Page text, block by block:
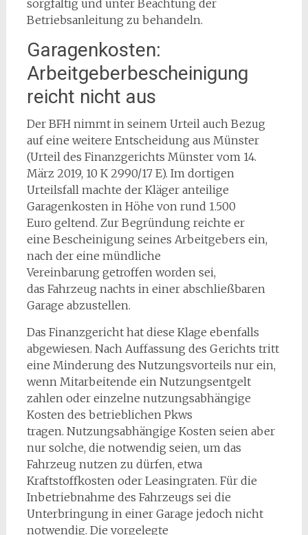
sorgfältig und unter Beachtung der
Betriebsanleitung zu behandeln.
Garagenkosten:
Arbeitgeberbescheinigung
reicht nicht aus
Der BFH nimmt in seinem Urteil auch Bezug
auf eine weitere Entscheidung aus Münster
(Urteil des Finanzgerichts Münster vom 14.
März 2019, 10 K 2990/17 E). Im dortigen
Urteilsfall machte der Kläger anteilige
Garagenkosten in Höhe von rund 1.500
Euro geltend. Zur Begründung reichte er
eine Bescheinigung seines Arbeitgebers ein,
nach der eine mündliche
Vereinbarung getroffen worden sei,
das Fahrzeug nachts in einer abschließbaren
Garage abzustellen.
Das Finanzgericht hat diese Klage ebenfalls
abgewiesen. Nach Auffassung des Gerichts tritt
eine Minderung des Nutzungsvorteils nur ein,
wenn Mitarbeitende ein Nutzungsentgelt
zahlen oder einzelne nutzungsabhängige
Kosten des betrieblichen Pkws
tragen. Nutzungsabhängige Kosten seien aber
nur solche, die notwendig seien, um das
Fahrzeug nutzen zu dürfen, etwa
Kraftstoffkosten oder Leasingraten. Für die
Inbetriebnahme des Fahrzeugs sei die
Unterbringung in einer Garage jedoch nicht
notwendig. Die vorgelegte